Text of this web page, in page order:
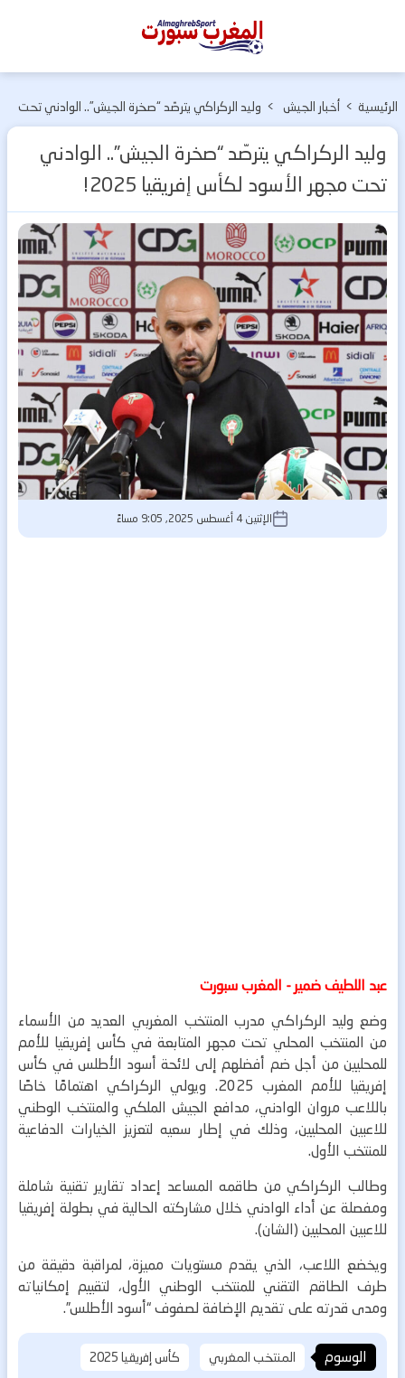
المغرب
الرئيسية > أخبار الجيش > وليد الركراكي يترصّد “صخرة الجيش”.. الوادني تحت
وليد الركراكي يترصّد “صخرة الجيش”.. الوادني
تحت مجهر الأسود لكأس إفريقيا 2025!
الإثنين 4 أغسطس 2025, 9:05 مساءً
عبد اللطيف ضمير - المغرب سبورت
وضع وليد الركراكي مدرب المنتخب المغربي العديد من الأسماء
من المنتخب المحلي تحت مجهر المتابعة في كأس إفريقيا للأمم
للمحليين من أجل ضم أفضلهم إلى لائحة أسود الأطلس في كأس
إفريقيا للأمم المغرب 2025.
ويولي الركراكي اهتمامًا خاصًا
باللاعب مروان الوادني، مدافع الجيش الملكي والمنتخب الوطني
للاعبين المحليين، وذلك في إطار سعيه لتعزيز الخيارات الدفاعية
للمنتخب الأول.
وطالب الركراكي من طاقمه المساعد إعداد تقارير تقنية شاملة
ومفصلة عن أداء الوادني خلال مشاركته الحالية في بطولة إفريقيا
للاعبين المحليين (الشان).
ويخضع اللاعب، الذي يقدم مستويات مميزة، لمراقبة دقيقة من
طرف الطاقم التقني للمنتخب الوطني الأول، لتقييم إمكانياته
ومدى قدرته على تقديم الإضافة لصفوف “أسود الأطلس”.
الوسوم المنتخب المغربي
كأس إفريقيا 2025